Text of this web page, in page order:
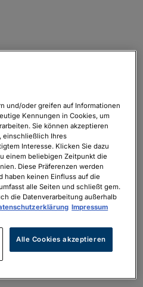
30, 2023
und/oder greifen auf Informationen
Kennungen in Cookies, um
Sie können akzeptieren
einschließlich Ihres
Interesse. Klicken Sie dazu
einem beliebigen Zeitpunkt die
Diese Präferenzen werden
haben keinen Einfluss auf die
alle Seiten und schließt gem.
die Datenverarbeitung außerhalb
Impressum
Alle Cookies akzeptieren